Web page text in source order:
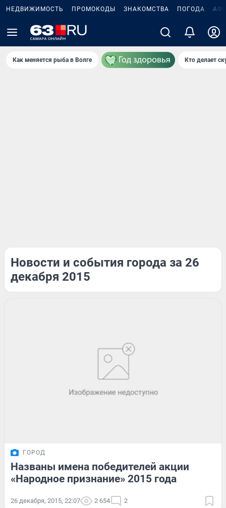
НЕДВИЖИМОСТЬ ПРОМОКОДЫ ЗНАКОМСТВА ПОГОДА
Как меняется рыба в Волге Кто делает
Новости и события города за 26
декабря 2015
ГОРОД
Названы имена победителей акции
«Народное признание» 2015 года
26 декабря, 2015, 22:07 2 654 2